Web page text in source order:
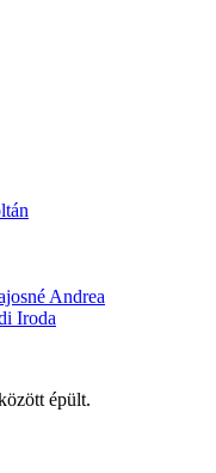
Andrea
Iroda
épült.